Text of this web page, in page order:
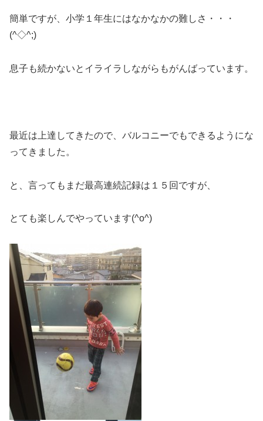
簡単ですが、小学１年生にはなかなかの難しさ・・・
(^◇^;)
息子も続かないとイライラしながらもがんばっています。
最近は上達してきたので、バルコニーでもできるようにな
ってきました。
と、言ってもまだ最高連続記録は１５回ですが、
とても楽しんでやっています(^o^)